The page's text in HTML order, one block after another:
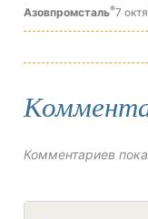
Азовпромсталь®7
Комментариев пока